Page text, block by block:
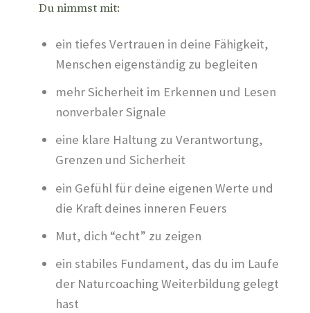
Du nimmst mit:
ein tiefes Vertrauen in deine Fähigkeit,
Menschen eigenständig zu begleiten
mehr Sicherheit im Erkennen und Lesen
nonverbaler Signale
eine klare Haltung zu Verantwortung,
Grenzen und Sicherheit
ein Gefühl für deine eigenen Werte und
die Kraft deines inneren Feuers
Mut, dich “echt” zu zeigen
ein stabiles Fundament, das du im Laufe
der Naturcoaching Weiterbildung gelegt
hast